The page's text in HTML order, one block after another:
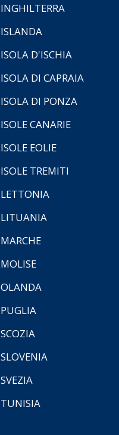
INGHILTERRA
ISLANDA
ISOLA D'ISCHIA
ISOLA DI CAPRAIA
ISOLA DI PONZA
ISOLE CANARIE
ISOLE EOLIE
ISOLE TREMITI
LETTONIA
LITUANIA
MARCHE
MOLISE
OLANDA
PUGLIA
SCOZIA
SLOVENIA
SVEZIA
TUNISIA